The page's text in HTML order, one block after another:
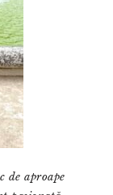
de aproape